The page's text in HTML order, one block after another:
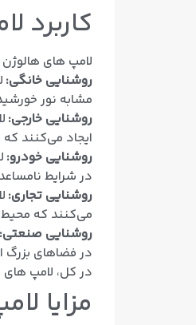
کاربرد
لامپ های
روشنایی خانگی:
مشابه نور
روشنایی خارجی:
ایجاد می‌کنند
روشنایی خودرو:
در شرایط
روشنایی تجاری:
می‌کنند که محیط
روشنایی صنعتی:
در فضاهای بزرگ
در کل، لامپ های
مزایا